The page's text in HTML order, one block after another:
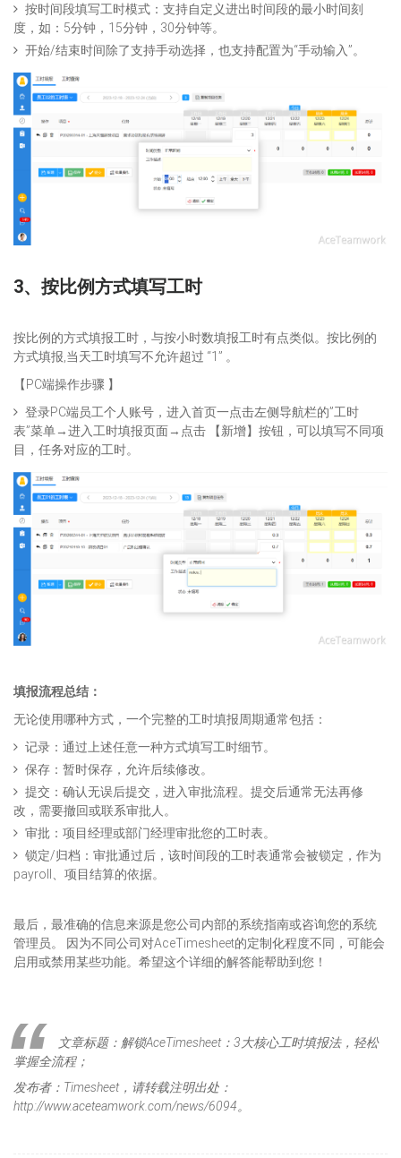
按时间段填写工时模式：支持自定义进出时间段的最小时间刻
度，如：5分钟，15分钟，30分钟等。
开始/结束时间除了支持手动选择，也支持配置为“手动输入”。
3、按比例方式填写工时
按比例的方式填报工时，与按小时数填报工时有点类似。按比例的
方式填报,当天工时填写不允许超过 “1” 。
【PC端操作步骤 】
登录PC端员工个人账号，进入首页一点击左侧导航栏的”工时
表”菜单→进入工时填报页面→点击 【新增】按钮，可以填写不同项
目，任务对应的工时。
填报流程总结 ：
无论使用哪种方式，一个完整的工时填报周期通常包括：
记录：通过上述任意一种方式填写工时细节。
保存：暂时保存，允许后续修改。
提交：确认无误后提交，进入审批流程。提交后通常无法再修
改，需要撤回或联系审批人。
审批：项目经理或部门经理审批您的工时表。
锁定/归档：审批通过后，该时间段的工时表通常会被锁定，作为
payroll、项目结算的依据。
最后，最准确的信息来源是您公司内部的系统指南或咨询您的系统
管理员。 因为不同公司对AceTimesheet的定制化程度不同，可能会
启用或禁用某些功能。希望这个详细的解答能帮助到您！
文章标题：解锁AceTimesheet：3大核心工时填报法，轻松
掌握全流程；
发布者：Timesheet，请转载注明出处：
http://www.aceteamwork.com/news/6094。